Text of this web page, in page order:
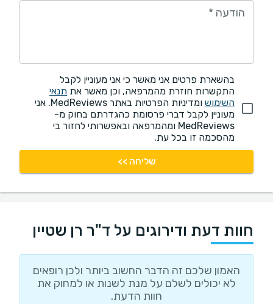
הודעה *
בהשארת פרטים אני מאשר כי אני מעוניין לקבל
התקשרות חוזרת מהמרפאה, וכן מאשר את תנאי
השימוש
ומדיניות הפרטיות באתר MedReviews. אני
מעוניין לקבל דברי פרסומת כהגדרתם בחוק מ-
MedReviews ומהמרפאה ובאפשרותי לחזור בי
מהסכמה זו בכל עת.
שליחה >>
חוות דעת ודירוגים על ד"ר רן שטיין
האמון שלכם זה הדבר החשוב ביותר ולכן רופאים
לא יכולים לשלם על מנת לשנות או למחוק את
חוות הדעת.